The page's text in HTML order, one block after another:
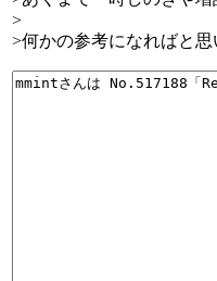
>
>何かの参考になればと